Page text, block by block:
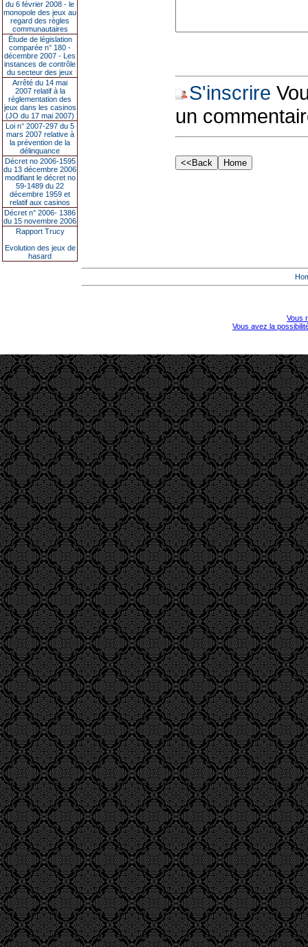
du 6 février 2008 - le
monopole des jeux au
regard des règles
communautaires
Étude de législation
comparée n° 180 -
décembre 2007 - Les
instances de contrôle
du secteur des jeux
Arrêté du 14 mai
2007 relatif à la
réglementation des
jeux dans les casinos
(JO du 17 mai 2007)
Loi n° 2007-297 du 5
mars 2007 relative à
la prévention de la
délinquance
Décret no 2006-1595
du 13 décembre 2006
modifiant le décret no
59-1489 du 22
décembre 1959 et
relatif aux casinos
Décret n° 2006- 1386
du 15 novembre 2006
Rapport Trucy
Evolution des jeux de
hasard
S'inscrire
un
Vous
Vous avez la